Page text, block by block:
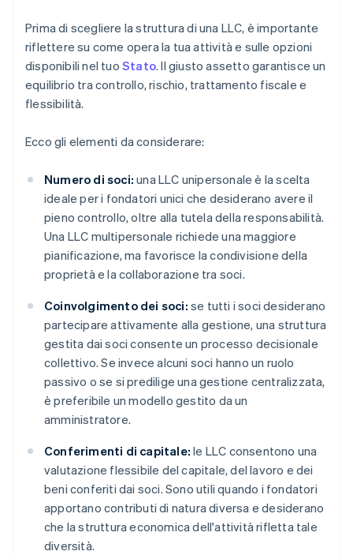
Prima di scegliere la struttura di una LLC, è importante
riflettere su come opera la tua attività e sulle opzioni
disponibili nel tuo Stato. Il giusto assetto garantisce un
equilibrio tra controllo, rischio, trattamento fiscale e
flessibilità.
Ecco gli elementi da considerare:
Numero di soci: una LLC unipersonale è la scelta
ideale per i fondatori unici che desiderano avere il
pieno controllo, oltre alla tutela della responsabilità.
Una LLC multipersonale richiede una maggiore
pianificazione, ma favorisce la condivisione della
proprietà e la collaborazione tra soci.
Coinvolgimento dei soci: se tutti i soci desiderano
partecipare attivamente alla gestione, una struttura
gestita dai soci consente un processo decisionale
collettivo. Se invece alcuni soci hanno un ruolo
passivo o se si predilige una gestione centralizzata,
è preferibile un modello gestito da un
amministratore.
Conferimenti di capitale: le LLC consentono una
valutazione flessibile del capitale, del lavoro e dei
beni conferiti dai soci. Sono utili quando i fondatori
apportano contributi di natura diversa e desiderano
che la struttura economica dell'attività rifletta tale
diversità.